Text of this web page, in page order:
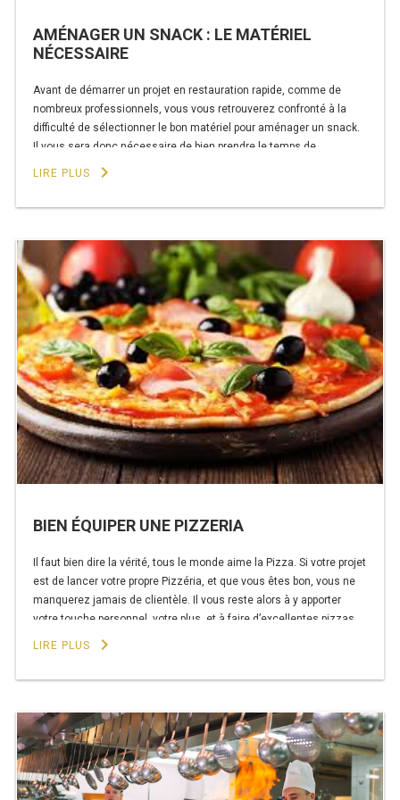
PLAQUE 900 GAZ
PLAQUE 600 ÉLECTRIQUE
PLAQUE 650 ÉLECTRIQUE
PLAQUE 700 ÉLECTRIQUE
FRITEUSE
FRITEUSE SÉRIE UOC
FRITEUSE 600 GAZ
FRITEUSE 650 GAZ
FRITEUSE 700 GAZ
FRITEUSE 900 GAZ
FRITEUSE 600 ÉLECTRIQUE
FRITEUSE 650 ÉLÉCTRIQUE
FRITEUSE 700 ÉLECTRIQUE
FRITEUSE 900 ÉLECTRIQUE
GRILL PIERRE DE LAVE
GRILL 650 GAZ
GRILL 700 GAZ
AMÉNAGER UN SNACK : LE MATÉRIEL
NÉCESSAIRE
Avant de démarrer un projet en restauration rapide, comme de
nombreux professionnels, vous vous retrouverez confronté à la
difficulté de sélectionner le bon matériel pour aménager un snack.
Il vous sera donc nécessaire de bien prendre le temps de
sélectionner ces équipements indispensables au bon
« Aménager
snack
le
matériel
nécessaire »
LIRE PLUS keyboard_arrow_right
BIEN ÉQUIPER UNE PIZZERIA
Il faut bien dire la vérité, tous le monde aime la Pizza. Si votre projet
est de lancer votre propre Pizzéria, et que vous êtes bon, vous ne
manquerez jamais de clientèle. Il vous reste alors à y apporter
votre touche personnel, votre plus, et à faire d’excellentes pizzas.
Pour y arriver, il sera indispensable …
une
pizzeria »
LIRE PLUS keyboard_arrow_right